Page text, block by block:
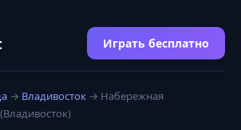
Играть бесплатно
→ Владивосток → Набережная